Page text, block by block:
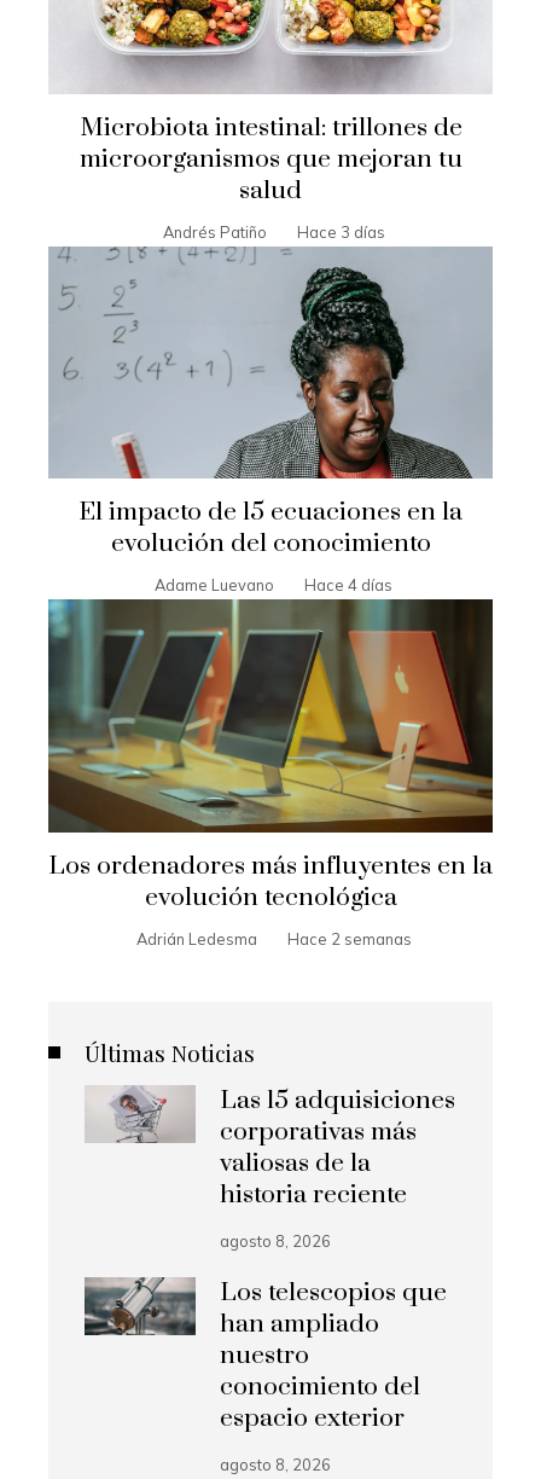
Microbiota intestinal: trillones de
microorganismos que mejoran tu
salud
Andrés Patiño Hace 3 días
El impacto de 15 ecuaciones en la
evolución del conocimiento
Adame Luevano Hace 4 días
Los ordenadores más influyentes en la
evolución tecnológica
Adrián Ledesma Hace 2 semanas
Últimas Noticias
Las 15 adquisiciones
corporativas más
valiosas de la
historia reciente
agosto 8, 2026
Los telescopios que
han ampliado
nuestro
conocimiento del
espacio exterior
agosto 8, 2026